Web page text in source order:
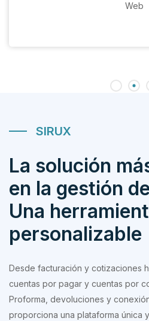
Web
SIRUX
La solución
en la gestión
Una
personalizable
Desde facturación y cotizaciones
cuentas por pagar y cuentas por
Proforma, devoluciones y
proporciona una plataforma única